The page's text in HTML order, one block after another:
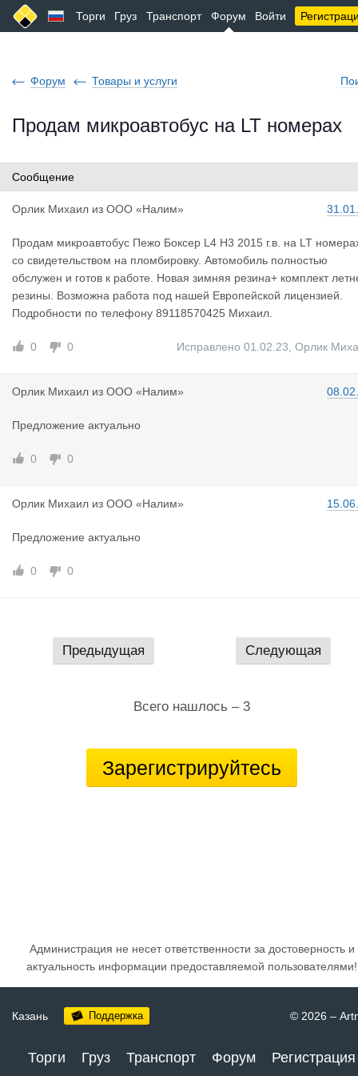
Торги Груз Транспорт Форум Войти
Форум Товары и услуги
Продам микроавтобус на LT номерах
Сообщение
Орлик Михаил из ООО «Налим»
Продам микроавтобус Пежо Боксер L4 H3 2015 г.в. на LT
со свидетельством на пломбировку. Автомобиль полностью
обслужен и готов к работе. Новая зимняя резина+ комплект
резины. Возможна работа под нашей Европейской лицензией.
Подробности по телефону 89118570425 Михаил.
0 0 Исправлено 01.02.23 Орлик
Орлик Михаил из ООО «Налим»
Предложение актуально
0 0
Орлик Михаил из ООО «Налим»
Предложение актуально
0 0
Предыдущая Следующая
Всего нашлось – 3
Зарегистрируйтесь
Администрация не несет ответственности за достоверность и
актуальность информации предоставляемой пользователями!
Казань Поддержка © 2026 –
Торги Груз Транспорт Форум Регистрация